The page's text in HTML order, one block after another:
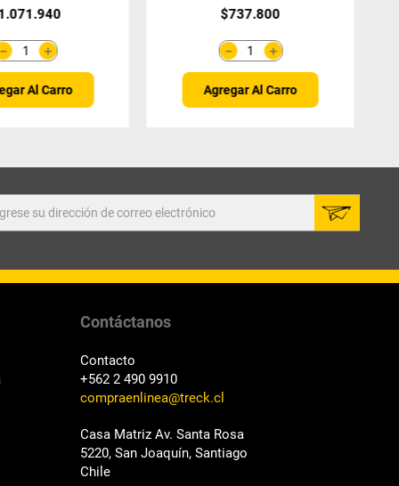
.071.940
＋
Al Carro
$737.800
＋
－
Agregar Al Carro
Contáctanos
Contacto
+562 2 490 9910
compraenlinea@treck.cl
Casa Matriz Av. Santa Rosa
5220, San Joaquín, Santiago
Chile